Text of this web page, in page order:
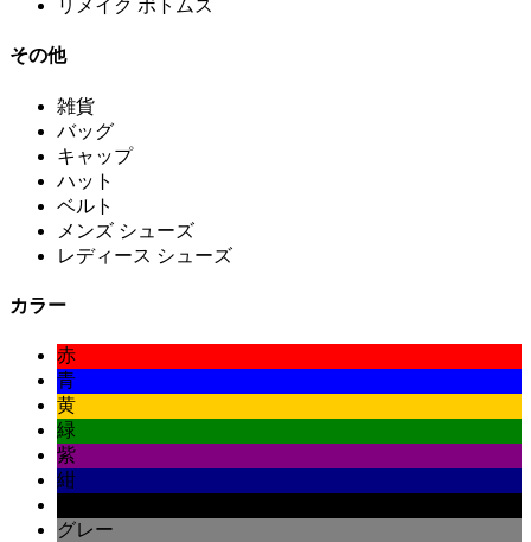
リメイク ボトムス
その他
雑貨
バッグ
キャップ
ハット
ベルト
メンズ シューズ
レディース シューズ
カラー
赤
青
黄
緑
紫
紺
グレー